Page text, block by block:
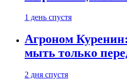
1 день спустя
Агроном
мыть только
2 дня спустя